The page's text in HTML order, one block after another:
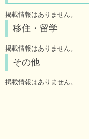
掲載情報はありません。
移住・留学
掲載情報はありません。
その他
掲載情報はありません。